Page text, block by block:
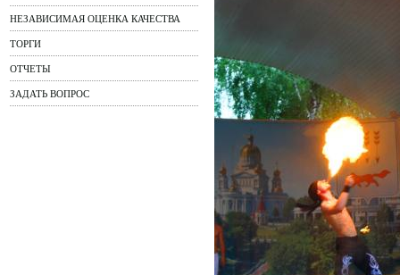
НЕЗАВИСИМАЯ ОЦЕНКА КАЧЕСТВА
ТОРГИ
ОТЧЕТЫ
ЗАДАТЬ ВОПРОС